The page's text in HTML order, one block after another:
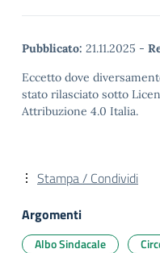
Pubblicato: 21.11.2025 -
Eccetto dove
stato rilasciato sotto
Attribuzione 4.0 Italia.
Stampa / Condividi
Argomenti
Albo Sindacale